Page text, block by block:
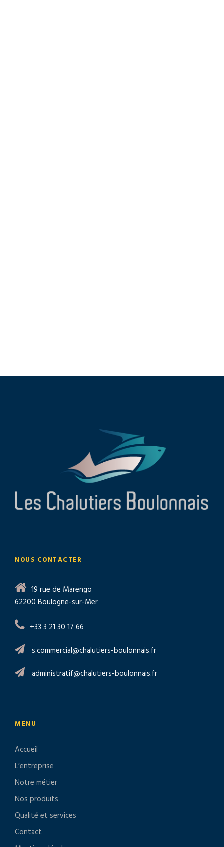
NOUS CONTACTER
19 rue de Marengo
62200 Boulogne-sur-Mer
+33 3 21 30 17 66
s.commercial@chalutiers-boulonnais.fr
administratif@chalutiers-boulonnais.fr
MENU
Accueil
L’entreprise
Notre métier
Nos produits
Qualité et services
Contact